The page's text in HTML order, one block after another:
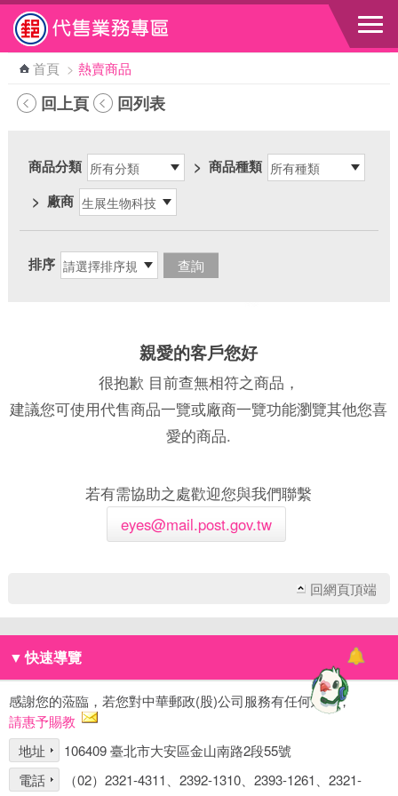
跳到主要內容區塊
首頁 > 熱賣商品
回上頁 回列表
商品分類 > 商品種類
> 廠商
排序
親愛的客戶您好
很抱歉 目前查無相符之商品，
建議您可使用代售商品一覽或廠商一覽功能瀏覽其他您喜
愛的商品.
若有需協助之處歡迎您與我們聯繫
eyes@mail.post.gov.tw
回網頁頂端
▼ 快速導覽
感謝您的蒞臨，若您對中華郵政(股)公司服務有任何建議，
請惠予賜教
地址
106409 臺北市大安區金山南路2段55號
電話
（02）2321-4311、2392-1310、2393-1261、2321-